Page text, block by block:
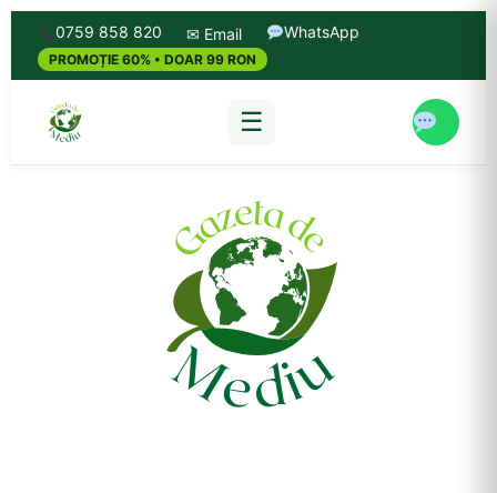
0759 858 820 ✉ Email WhatsApp
PROMOȚIE 60% • DOAR 99 RON
☰